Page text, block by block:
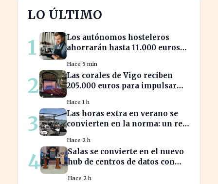
LO ÚLTIMO
1
Los autónomos hosteleros
ahorrarán hasta 11.000 euros
energética
Hace 5 min
2
Las corales de Vigo reciben
205.000 euros para impulsar
Hace 1 h
3
Las horas extra en verano se
convierten en la norma: un reto
Hace 2 h
4
Salas se convierte en el nuevo
hub de centros de datos con
Hace 2 h